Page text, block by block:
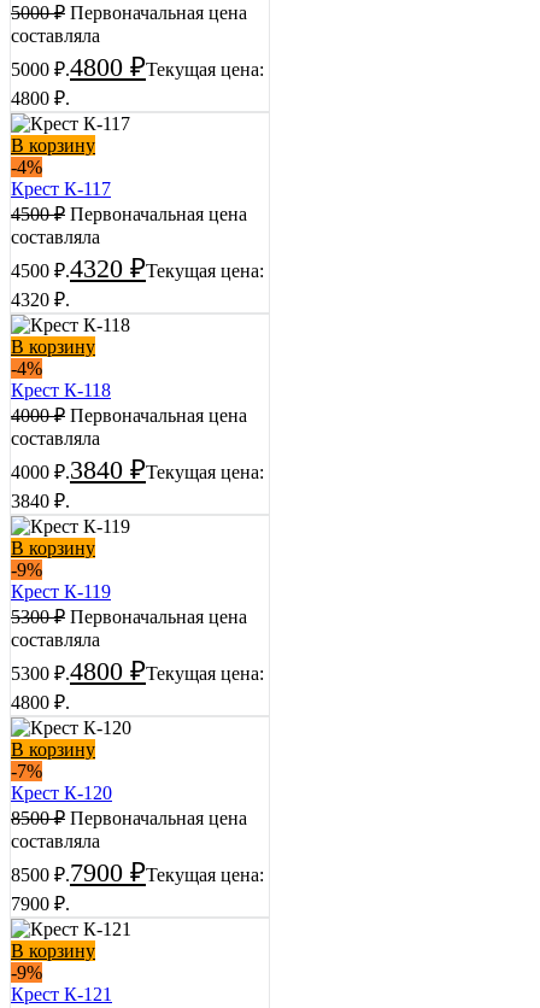
5000₽ Первоначальная цена
составляла
5000 ₽.4800 ₽Текущая цена:
4800 ₽.
В корзину
-4%
Крест К-117
4500₽ Первоначальная цена
составляла
4500 ₽.4320 ₽Текущая цена:
4320 ₽.
В корзину
-4%
Крест К-118
4000₽ Первоначальная цена
составляла
4000 ₽.3840 ₽Текущая цена:
3840 ₽.
В корзину
-9%
Крест К-119
5300₽ Первоначальная цена
составляла
5300 ₽.4800 ₽Текущая цена:
4800 ₽.
В корзину
-7%
Крест К-120
8500₽ Первоначальная цена
составляла
8500 ₽.7900 ₽Текущая цена:
7900 ₽.
В корзину
-9%
Крест К-121